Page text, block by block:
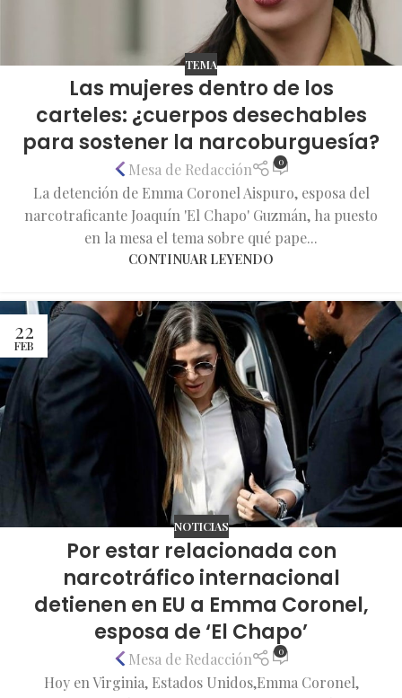
TEMA
Las mujeres dentro de los
carteles: ¿cuerpos desechables
para sostener la narcoburguesía?
Mesa de Redacción 0
La detención de Emma Coronel Aispuro, esposa del
narcotraficante Joaquín 'El Chapo' Guzmán, ha puesto
en la mesa el tema sobre qué pape...
CONTINUAR LEYENDO
22
FEB
NOTICIAS
Por estar relacionada con
narcotráfico internacional
detienen en EU a Emma Coronel,
esposa de ‘El Chapo’
Mesa de Redacción 0
Hoy en Virginia, Estados Unidos,Emma Coronel,